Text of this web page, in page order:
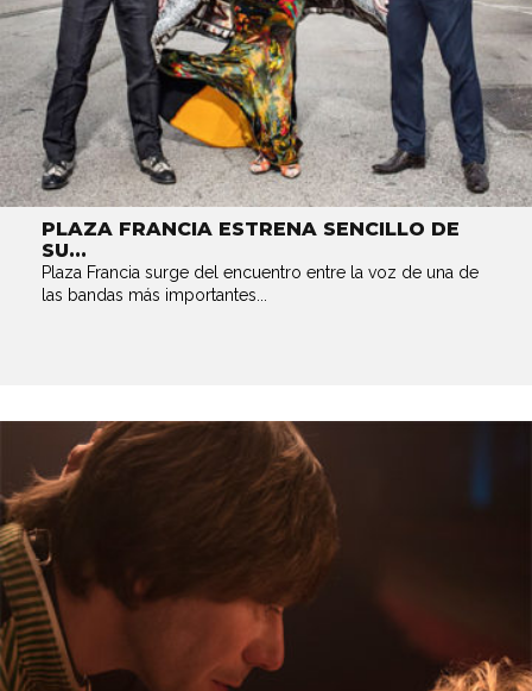
PLAZA FRANCIA ESTRENA SENCILLO DE
SU...
Plaza Francia surge del encuentro entre la voz de una de
las bandas más importantes...